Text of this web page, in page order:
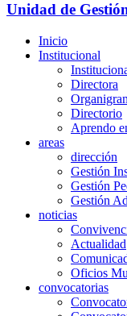
Unidad de
Inicio
Institucional
Directora
Directorio
Aprendo
areas
dirección
Gestión
Gestión
Gestión
noticias
Actualidad
Oficios
convocatorias